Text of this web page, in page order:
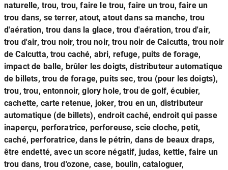
naturelle, trou, trou, faire le trou, faire un trou, faire un
trou dans, se terrer, atout, atout dans sa manche, trou
d'aération, trou dans la glace, trou d'aération, trou d'air,
trou d'air, trou noir, trou noir, trou noir de Calcutta, trou noir
de Calcutta, trou caché, abri, refuge, puits de forage,
impact de balle, brûler les doigts, distributeur automatique
de billets, trou de forage, puits sec, trou (pour les doigts),
trou, trou, entonnoir, glory hole, trou de golf, écubier,
cachette, carte retenue, joker, trou en un, distributeur
automatique (de billets), endroit caché, endroit qui passe
inaperçu, perforatrice, perforeuse, scie cloche, petit,
caché, perforatrice, dans le pétrin, dans de beaux draps,
être endetté, avec un score négatif, judas, kettle, faire un
trou dans, trou d'ozone, case, boulin, cataloguer,